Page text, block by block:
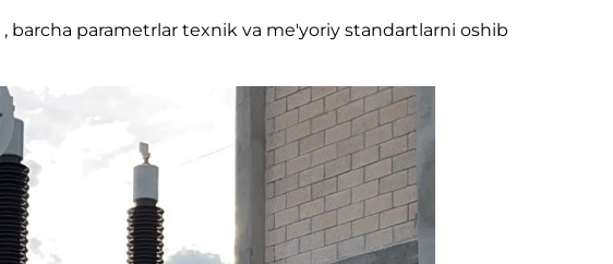
, barcha parametrlar texnik va me'yoriy standartlarni oshib